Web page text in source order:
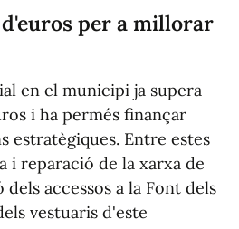
per a millorar
en el municipi ja supera
i ha permés finançar
estratègiques. Entre estes
i reparació de la xarxa de
dels accessos a la Font dels
vestuaris d'este